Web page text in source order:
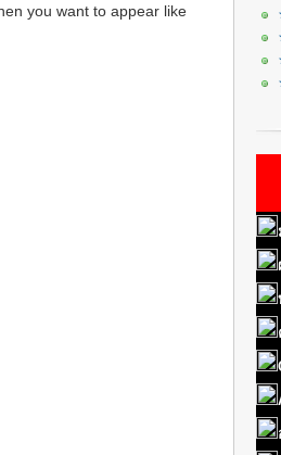
you want to appear like